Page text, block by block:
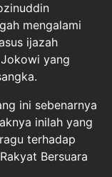
mengalami
ijazah
yang
ini sebenarnya
inilah yang
terhadap
Bersuara